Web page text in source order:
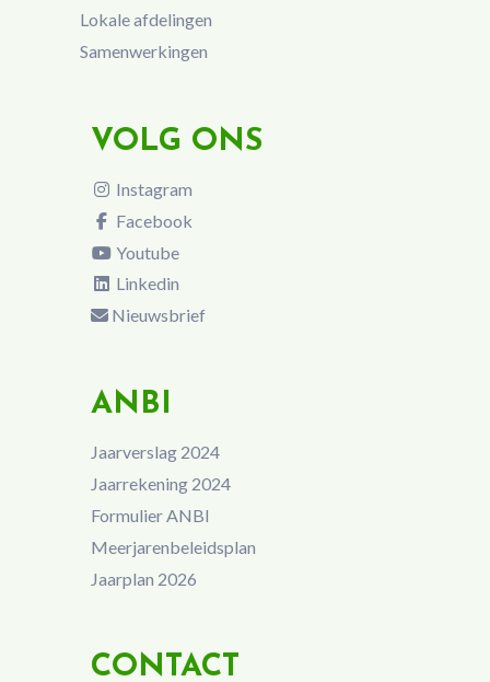
Lokale afdelingen
Samenwerkingen
VOLG ONS
Instagram
Facebook
Youtube
Linkedin
Nieuwsbrief
ANBI
Jaarverslag 2024
Jaarrekening 2024
Formulier ANBI
Meerjarenbeleidsplan
Jaarplan 2026
CONTACT